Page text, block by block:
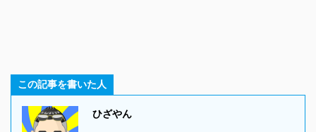
この記事を書いた人
ひざやん